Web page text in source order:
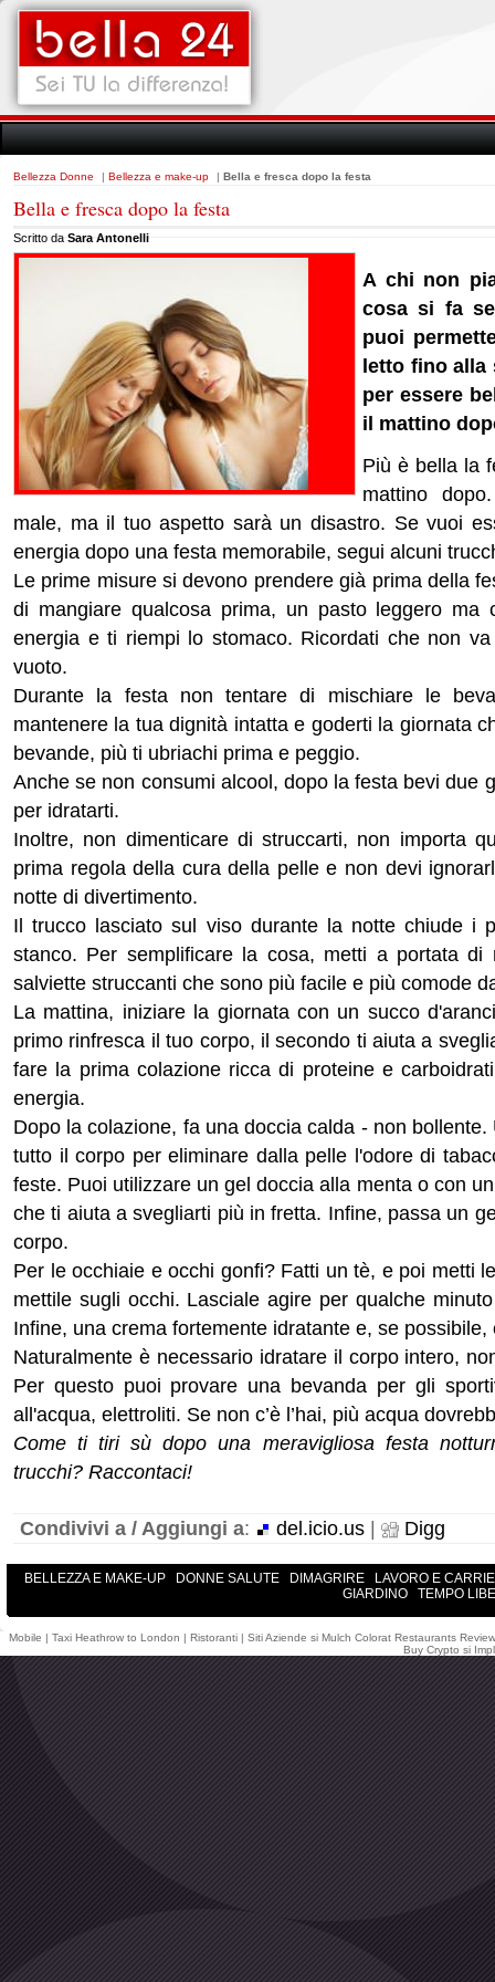
Bellezza Donne | Bellezza e make-up | Bella e fresca dopo la festa
Bella e fresca dopo la festa
Scritto da Sara Antonelli
A chi non
cosa si fa
puoi
letto fino alla
per essere
il mattino
Più è bella la
mattino
male, ma il tuo aspetto sarà un disastro. Se vuoi
energia dopo una festa memorabile, segui alcuni
Le prime misure si devono prendere già prima della
di mangiare qualcosa prima, un pasto leggero ma
energia e ti riempi lo stomaco. Ricordati che non
vuoto.
Durante la festa non tentare di mischiare le
mantenere la tua dignità intatta e goderti la giornata
bevande, più ti ubriachi prima e peggio.
Anche se non consumi alcool, dopo la festa bevi due
per idratarti.
Inoltre, non dimenticare di struccarti, non importa
prima regola della cura della pelle e non devi
notte di divertimento.
Il trucco lasciato sul viso durante la notte chiude i
stanco. Per semplificare la cosa, metti a portata di
salviette struccanti che sono più facile e più comode
La mattina, iniziare la giornata con un succo
primo rinfresca il tuo corpo, il secondo ti aiuta a
fare la prima colazione ricca di proteine e
energia.
Dopo la colazione, fa una doccia calda - non
tutto il corpo per eliminare dalla pelle l'odore di
feste. Puoi utilizzare un gel doccia alla menta o con
che ti aiuta a svegliarti più in fretta. Infine, passa un
corpo.
Per le occhiaie e occhi gonfi? Fatti un tè, e poi metti
mettile sugli occhi. Lasciale agire per qualche
Infine, una crema fortemente idratante e, se possibile,
Naturalmente è necessario idratare il corpo intero,
Per questo puoi provare una bevanda per gli
all'acqua, elettroliti. Se non c’è l’hai, più acqua
Come ti tiri sù dopo una meravigliosa festa
trucchi? Raccontaci!
Condivivi a / Aggiungi a: del.icio.us | Digg
BELLEZZA E MAKE-UP DONNE SALUTE DIMAGRIRE
LAVORO E
GIARDINO
TEMPO
Mobile | Taxi Heathrow to London | Ristoranti | Siti Aziende si Mulch Colorat Restaurants
Buy Crypto si